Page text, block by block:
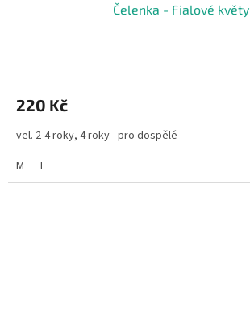
Čelenka - Fialové květy
220 Kč
vel. 2-4 roky, 4 roky - pro dospělé
M
L